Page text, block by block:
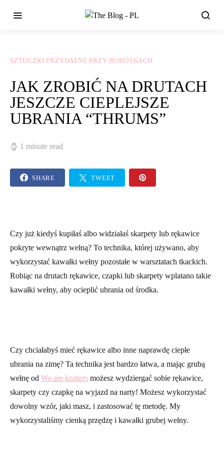
SZTUCZKI PRZYDATNE PRZY ROBÓTKACH
JAK ZROBIĆ NA DRUTACH
JESZCZE CIEPLEJSZE
UBRANIA “THRUMS”
1 minute read
SHARE TWEET
Czy już kiedyś kupiłaś albo widziałaś skarpety lub rękawice
pokryte wewnątrz wełną? To technika, której używano, aby
wykorzystać kawałki wełny pozostałe w warsztatach tkackich.
Robiąc na drutach rękawice, czapki lub skarpety wplatano takie
kawałki wełny, aby ocieplić ubrania od środka.
Czy chciałabyś mieć rękawice albo inne naprawdę ciepłe
ubrania na zimę? Ta technika jest bardzo łatwa, a mając grubą
wełnę od We are knitters możesz wydziergać sobie rękawice,
skarpety czy czapkę na wyjazd na narty! Możesz wykorzystać
dowolny wzór, jaki masz, i zastosować tę metodę. My
wykorzystaliśmy cienką przędzę i kawałki grubej wełny.